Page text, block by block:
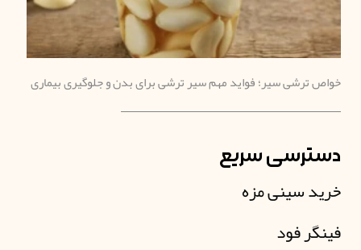
خواص ترشی سیر؛ فواید مهم سیر ترشی برای بدن و جلوگیری بیماری‌
دسترسی سریع
خرید سینی مزه
فینگر فود